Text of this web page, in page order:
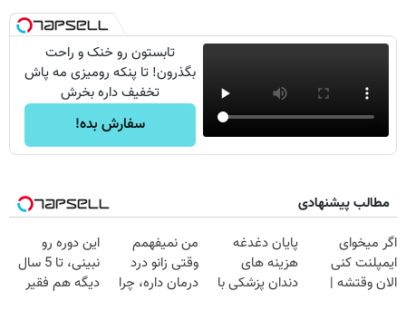
تابستون رو خنک و راحت
بگذرون! تا پنکه رومیزی مه پاش
تخفیف داره بخرش
سفارش بده!
مطالب پیشنهادی
اگر میخوای
ایمپلنت کنی
الان وقتشه |
پایان دغدغه
هزینه های
دندان پزشکی با
من نمیفهمم
وقتی زانو درد
درمان داره، چرا
این دوره رو
نبینی، تا 5 سال
دیگه هم فقیر